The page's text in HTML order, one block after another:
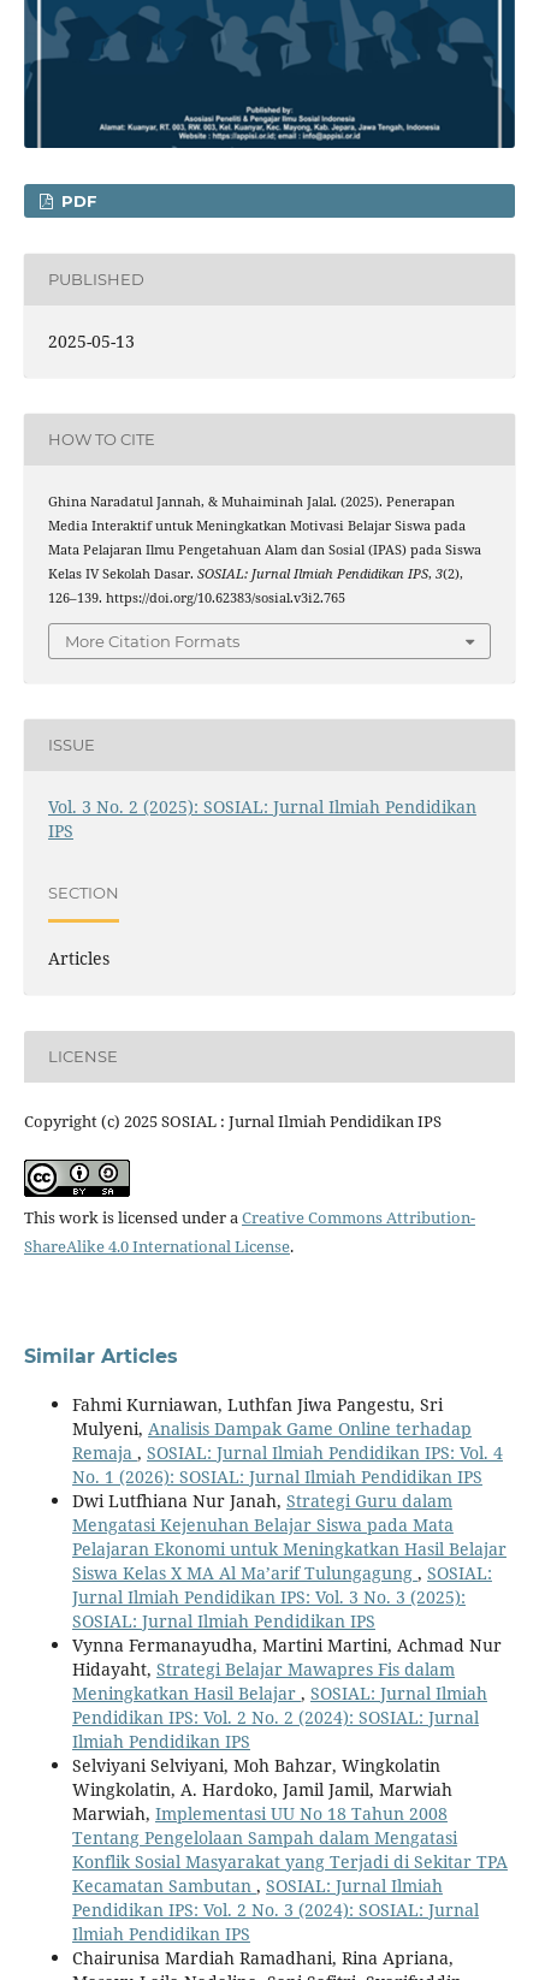
PDF
PUBLISHED
2025-05-13
HOW TO CITE
Ghina Naradatul Jannah, & Muhaiminah Jalal. (2025). Penerapan
Media Interaktif untuk Meningkatkan Motivasi Belajar Siswa pada
Mata Pelajaran Ilmu Pengetahuan Alam dan Sosial (IPAS) pada Siswa
Kelas IV Sekolah Dasar. SOSIAL: Jurnal Ilmiah Pendidikan IPS, 3(2),
126–139. https://doi.org/10.62383/sosial.v3i2.765
More Citation Formats
ISSUE
Vol. 3 No. 2 (2025): SOSIAL: Jurnal Ilmiah Pendidikan
IPS
SECTION
Articles
LICENSE
Copyright (c) 2025 SOSIAL : Jurnal Ilmiah Pendidikan IPS
This work is licensed under aCreative Commons Attribution-
ShareAlike 4.0 International License.
Similar Articles
Fahmi Kurniawan, Luthfan Jiwa Pangestu, Sri
Mulyeni, Analisis Dampak Game Online terhadap
Remaja , SOSIAL: Jurnal Ilmiah Pendidikan IPS: Vol. 4
No. 1 (2026): SOSIAL: Jurnal Ilmiah Pendidikan IPS
Dwi Lutfhiana Nur Janah, Strategi Guru dalam
Mengatasi Kejenuhan Belajar Siswa pada Mata
Pelajaran Ekonomi untuk Meningkatkan Hasil Belajar
Siswa Kelas X MA Al Ma’arif Tulungagung , SOSIAL:
Jurnal Ilmiah Pendidikan IPS: Vol. 3 No. 3 (2025):
SOSIAL: Jurnal Ilmiah Pendidikan IPS
Vynna Fermanayudha, Martini Martini, Achmad Nur
Hidayaht, Strategi Belajar Mawapres Fis dalam
Meningkatkan Hasil Belajar , SOSIAL: Jurnal Ilmiah
Pendidikan IPS: Vol. 2 No. 2 (2024): SOSIAL: Jurnal
Ilmiah Pendidikan IPS
Selviyani Selviyani, Moh Bahzar, Wingkolatin
Wingkolatin, A. Hardoko, Jamil Jamil, Marwiah
Marwiah, Implementasi UU No 18 Tahun 2008
Tentang Pengelolaan Sampah dalam Mengatasi
Konflik Sosial Masyarakat yang Terjadi di Sekitar TPA
Kecamatan Sambutan , SOSIAL: Jurnal Ilmiah
Pendidikan IPS: Vol. 2 No. 3 (2024): SOSIAL: Jurnal
Ilmiah Pendidikan IPS
Chairunisa Mardiah Ramadhani, Rina Apriana,